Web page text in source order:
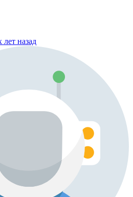
лет назад